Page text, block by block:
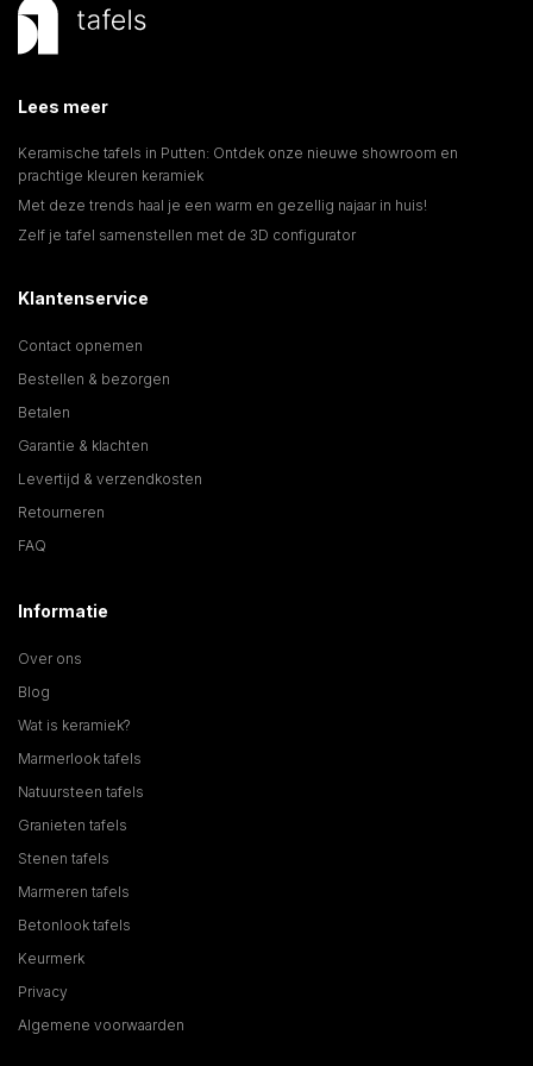
Lees meer
Keramische tafels in Putten: Ontdek onze nieuwe showroom en
prachtige kleuren keramiek
Met deze trends haal je een warm en gezellig najaar in huis!
Zelf je tafel samenstellen met de 3D configurator
Klantenservice
Contact opnemen
Bestellen & bezorgen
Betalen
Garantie & klachten
Levertijd & verzendkosten
Retourneren
FAQ
Informatie
Over ons
Blog
Wat is keramiek?
Marmerlook tafels
Natuursteen tafels
Granieten tafels
Stenen tafels
Marmeren tafels
Betonlook tafels
Keurmerk
Privacy
Algemene voorwaarden